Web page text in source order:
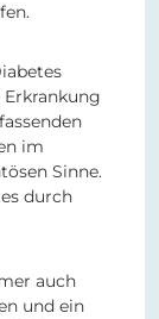
im
Sinne.
durch
auch
und ein